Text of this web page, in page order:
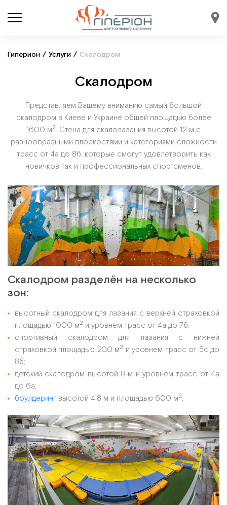
Гиперион / Услуги / Скалодром
Скалодром
Представляем Вашему вниманию самый большой
скалодром в Киеве и Украине общей площадью более
1600 м2. Стена для скалолазания высотой 12 м с
разнообразными плоскостями и категориями сложности
трасс от 4а до 8б, которые смогут удовлетворить как
новичков так и профессиональных спортсменов.
Скалодром разделён на несколько
зон:
высотный скалодром для лазания с верхней страховкой
площадью 1000 м2 и уровнем трасс от 4а до 7б;
спортивный скалодром для лазания с нижней
страховкой площадью 200 м2 и уровнем трасс от 5с до
8б;
детский скалодром высотой 8 м и уровнем трасс от 4а
до 6а;
боулдеринг высотой 4,8 м и площадью 600 м2;